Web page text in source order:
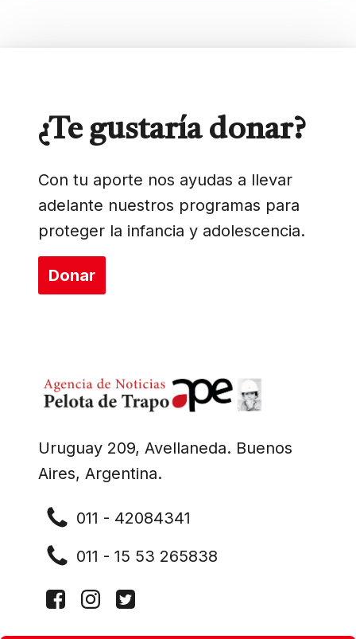
Uruguay 209, Avellaneda. Buenos
Aires, Argentina.
011 - 42084341
011 - 15 53 265838
¿Te gustaría donar?
Con tu aporte nos ayudas a llevar
adelante nuestros programas para
proteger la infancia y adolescencia.
Donar